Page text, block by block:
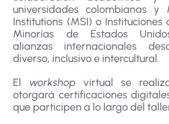
universidades colombianas y
Institutions (MSI) o
Minorías de Estados
alianzas internacionales
diverso, inclusivo e intercultural.
El workshop virtual se
otorgará certificaciones
que participen a lo largo del